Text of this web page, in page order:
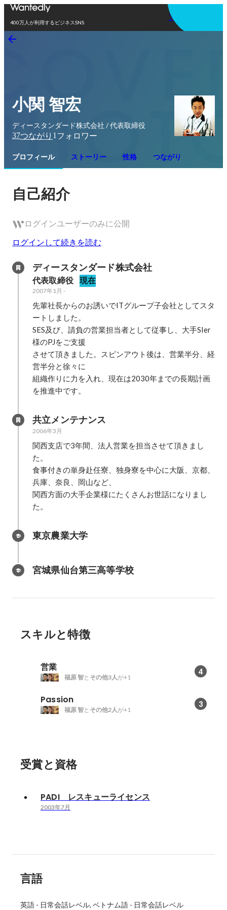
400万人が利用するビジネスSNS
アプリを使う
小関 智宏
ディースタンダード株式会社 / 代表取締役
37つながり 1 フォロワー
プロフィール ストーリー 性格 つながり
自己紹介
ログインユーザーのみに公開
ログインして続きを読む
ディースタンダード株式会社
代表取締役 現在
2007年1月 -
先輩社長からのお誘いでITグループ子会社としてスタ
ートしました。
SES及び、請負の営業担当者として従事し、大手SIer
様のPJをご支援
させて頂きました。スピンアウト後は、営業半分、経
営半分と徐々に
組織作りに力を入れ、現在は2030年までの長期計画
を推進中です。
共立メンテナンス
2006年3月
関西支店で3年間、法人営業を担当させて頂きまし
た。
食事付きの単身赴任寮、独身寮を中心に大阪、京都、
兵庫、奈良、岡山など、
関西方面の大手企業様にたくさんお世話になりまし
た。
東京農業大学
宮城県仙台第三高等学校
スキルと特徴
営業 4
福原 智と その他3人が+1
Passion 3
福原 智と その他2人が+1
受賞と資格
PADI レスキューライセンス
2003年7月
言語
英語 - 日常会話レベル ベトナム語 - 日常会話レベル